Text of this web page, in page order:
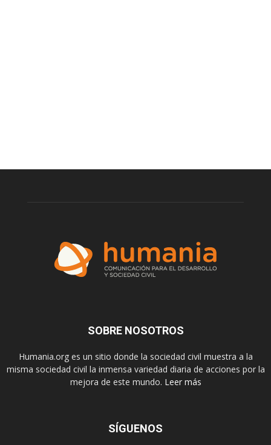
SOBRE NOSOTROS
Humania.org es un sitio donde la sociedad civil muestra a la
misma sociedad civil la inmensa variedad diaria de acciones por la
mejora de este mundo. Leer más
SÍGUENOS